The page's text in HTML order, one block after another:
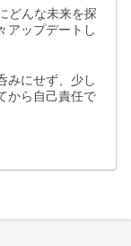
どんな未来を探
アップデートし
みにせず、少し
から自己責任で